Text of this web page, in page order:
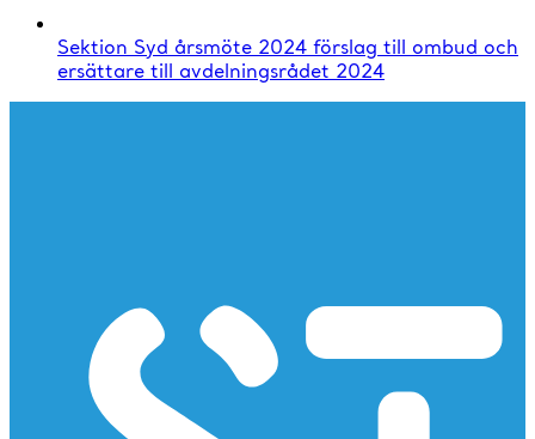
Sektion Syd årsmöte 2024 förslag till ombud och
ersättare till avdelningsrådet 2024